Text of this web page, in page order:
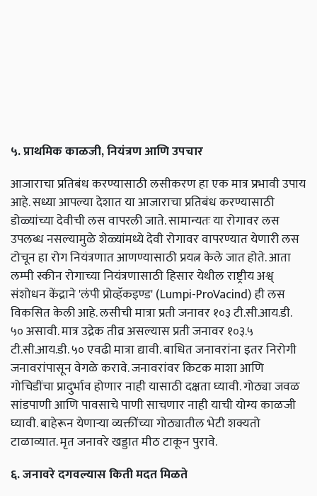
५. प्राथमिक काळजी, नियंत्रण आणि उपचार
आजाराचा प्रतिबंध करण्यासाठी लसीकरण हा एक मात्र प्रभावी उपाय
आहे. सध्या आपल्या देशात या आजाराचा प्रतिबंध करण्यासाठी
डोळ्यांच्या देवीची लस वापरली जाते. सामान्यतः या रोगावर लस
उपलब्ध नसल्यामुळे शेळ्यांमध्ये देवी रोगावर वापरण्यात येणारी लस
टोचून हा रोग नियंत्रणात आणण्यासाठी प्रयत्न केले जात होते. आता
लम्पी स्कीन रोगाच्या नियंत्रणासाठी हिसार येथील राष्ट्रीय अश्व्
संशोधन केंद्राने 'लंपी प्रोव्हॅकइण्ड' (Lumpi-ProVacind) ही लस
विकसित केली आहे. लसीची मात्रा प्रती जनावर १०३ टी.सी.आय.डी.
५० असावी. मात्र उद्रेक तीव्र असल्यास प्रती जनावर १०३.५
टी.सी.आय.डी. ५० एवढी मात्रा द्यावी. बाधित जनावरांना इतर निरोगी
जनावरांपासून वेगळे करावे. जनावरांवर किटक माशा आणि
गोचिडींचा प्रादुर्भाव होणार नाही यासाठी दक्षता घ्यावी. गोठ्या जवळ
सांडपाणी आणि पावसाचे पाणी साचणार नाही याची योग्य काळजी
घ्यावी. बाहेरून येणाऱ्या व्यक्तींच्या गोठ्यातील भेटी शक्यतो
टाळाव्यात. मृत जनावरे खड्डात मीठ टाकून पुरावे.
६. जनावरे दगवल्यास किती मदत मिळते